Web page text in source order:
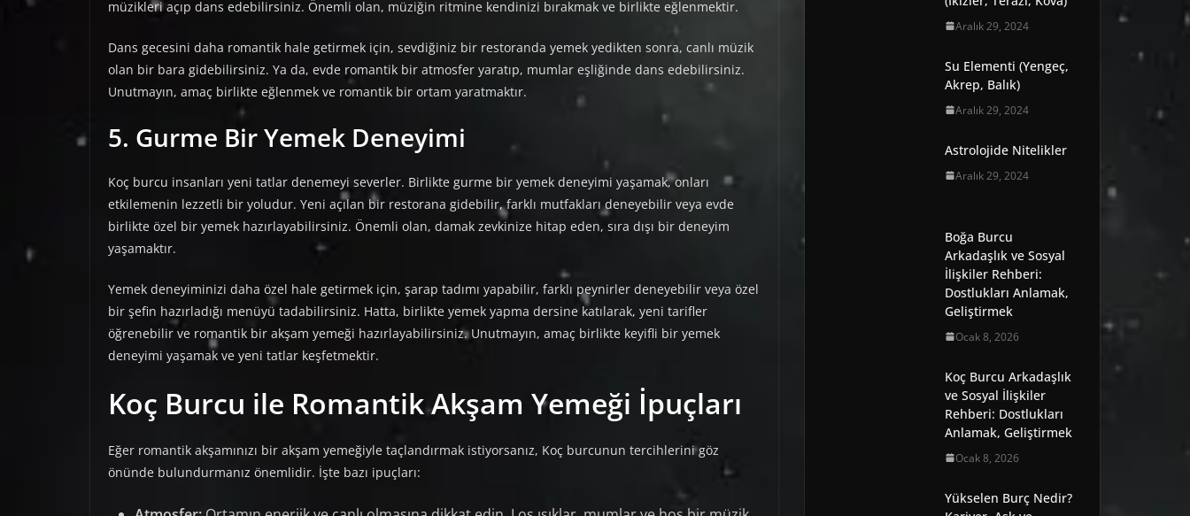
müzikleri açıp dans edebilirsiniz. Önemli olan, müziğin ritmine kendinizi bırakmak ve birlikte eğlenmektir.
Dans gecesini daha romantik hale getirmek için, sevdiğiniz bir restoranda yemek yedikten sonra, canlı müzik
olan bir bara gidebilirsiniz. Ya da, evde romantik bir atmosfer yaratıp, mumlar eşliğinde dans edebilirsiniz.
Unutmayın, amaç birlikte eğlenmek ve romantik bir ortam yaratmaktır.
5. Gurme Bir Yemek Deneyimi
Koç burcu insanları yeni tatlar denemeyi severler. Birlikte gurme bir yemek deneyimi yaşamak, onları
etkilemenin lezzetli bir yoludur. Yeni açılan bir restorana gidebilir, farklı mutfakları deneyebilir veya evde
birlikte özel bir yemek hazırlayabilirsiniz. Önemli olan, damak zevkinize hitap eden, sıra dışı bir deneyim
yaşamaktır.
Yemek deneyiminizi daha özel hale getirmek için, şarap tadımı yapabilir, farklı peynirler deneyebilir veya özel
bir şefin hazırladığı menüyü tadabilirsiniz. Hatta, birlikte yemek yapma dersine katılarak, yeni tarifler
öğrenebilir ve romantik bir akşam yemeği hazırlayabilirsiniz. Unutmayın, amaç birlikte keyifli bir yemek
deneyimi yaşamak ve yeni tatlar keşfetmektir.
Koç Burcu ile Romantik Akşam Yemeği İpuçları
Eğer romantik akşamınızı bir akşam yemeğiyle taçlandırmak istiyorsanız, Koç burcunun tercihlerini göz
önünde bulundurmanız önemlidir. İşte bazı ipuçları:
Aralık 29, 2024
Su Elementi (Yengeç,
Akrep, Balık)
Aralık 29, 2024
Astrolojide Nitelikler
Aralık 29, 2024
Boğa Burcu
Arkadaşlık ve Sosyal
İlişkiler Rehberi:
Dostlukları Anlamak,
Geliştirmek
Ocak 8, 2026
Koç Burcu Arkadaşlık
ve Sosyal İlişkiler
Rehberi: Dostlukları
Anlamak, Geliştirmek
Ocak 8, 2026
Yükselen Burç Nedir?